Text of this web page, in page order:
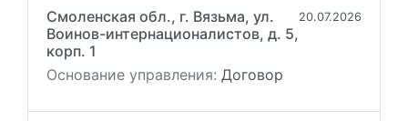
Смоленская обл., г. Вязьма, ул.
Воинов-интернационалистов, д. 5,
корп. 1
20.07.2026
Основание управления: Договор